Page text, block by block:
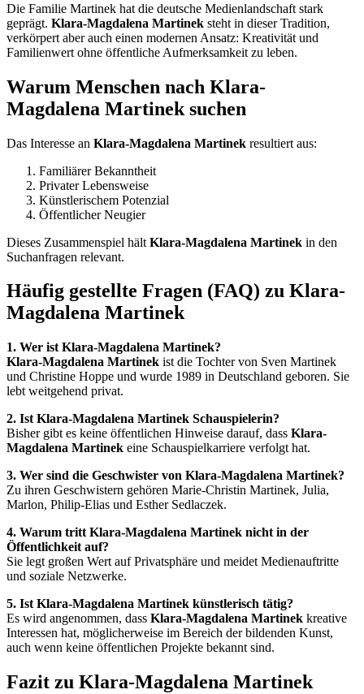
Die Familie Martinek hat die deutsche Medienlandschaft stark
geprägt. Klara-Magdalena Martinek steht in dieser Tradition,
verkörpert aber auch einen modernen Ansatz: Kreativität und
Familienwert ohne öffentliche Aufmerksamkeit zu leben.
Warum Menschen nach Klara-
Magdalena Martinek suchen
Das Interesse an Klara-Magdalena Martinek resultiert aus:
Familiärer Bekanntheit
Privater Lebensweise
Künstlerischem Potenzial
Öffentlicher Neugier
Dieses Zusammenspiel hält Klara-Magdalena Martinek in den
Suchanfragen relevant.
Häufig gestellte Fragen (FAQ) zu Klara-
Magdalena Martinek
1. Wer ist Klara-Magdalena Martinek?
Klara-Magdalena Martinek ist die Tochter von Sven Martinek
und Christine Hoppe und wurde 1989 in Deutschland geboren. Sie
lebt weitgehend privat.
2. Ist Klara-Magdalena Martinek Schauspielerin?
Bisher gibt es keine öffentlichen Hinweise darauf, dass Klara-
Magdalena Martinek eine Schauspielkarriere verfolgt hat.
3. Wer sind die Geschwister von Klara-Magdalena Martinek?
Zu ihren Geschwistern gehören Marie-Christin Martinek, Julia,
Marlon, Philip-Elias und Esther Sedlaczek.
4. Warum tritt Klara-Magdalena Martinek nicht in der
Öffentlichkeit auf?
Sie legt großen Wert auf Privatsphäre und meidet Medienauftritte
und soziale Netzwerke.
5. Ist Klara-Magdalena Martinek künstlerisch tätig?
Es wird angenommen, dass Klara-Magdalena Martinek kreative
Interessen hat, möglicherweise im Bereich der bildenden Kunst,
auch wenn keine öffentlichen Projekte bekannt sind.
Fazit zu Klara-Magdalena Martinek